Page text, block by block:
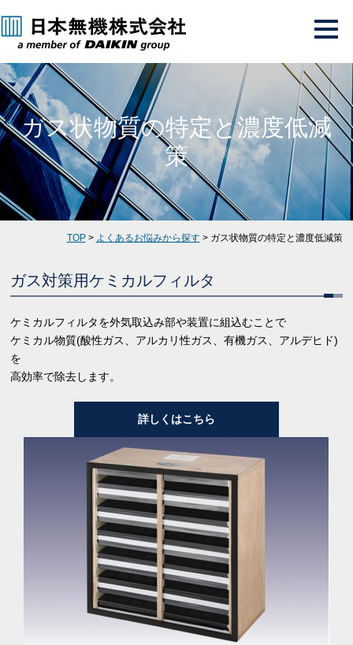
ガス状物質の特定と濃度低減
策
TOP> よくあるお悩みから探す> ガス状物質の特定と濃度低減策
ガス対策用ケミカルフィルタ
ケミカルフィルタを外気取込み部や装置に組込むことで
ケミカル物質(酸性ガス、アルカリ性ガス、有機ガス、アルデヒド)
を
高効率で除去します。
詳しくはこちら